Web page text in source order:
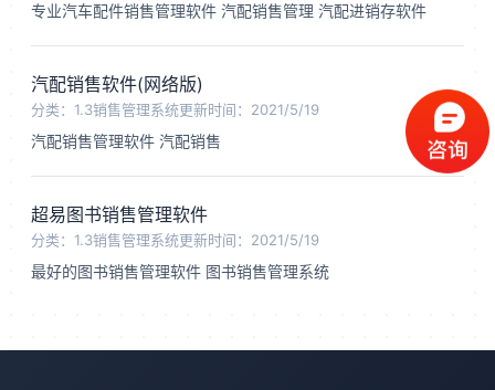
专业汽车配件销售管理软件 汽配销售管理 汽配进销存软件
汽配销售软件(网络版)
分类：1.3销售管理系统更新时间：2021/5/19
汽配销售管理软件 汽配销售
超易图书销售管理软件
分类：1.3销售管理系统更新时间：2021/5/19
最好的图书销售管理软件 图书销售管理系统